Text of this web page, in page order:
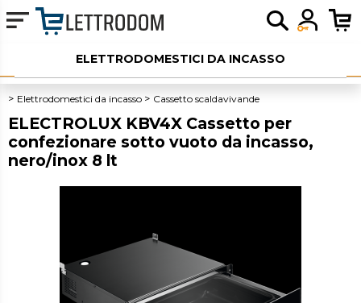
ELETTRODOMESTICI DA INCASSO
ELETTRODOMESTICI LIBERA INSTALLAZIONE
PICCOLI ELETTRODOMESTICI
OUTLET
Elettrodomestici da incasso Cassetto scaldavivande
ELECTROLUX KBV4X Cassetto per
confezionare sotto vuoto da incasso,
nero/inox 8 lt